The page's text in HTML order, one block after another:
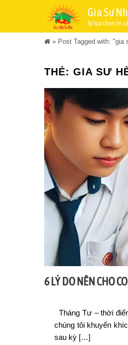
Gia Sư
Sự lựa chọn tin
» Post Tagged with:
THẺ: GIA SƯ
6 LÝ DO NÊN CHO
Tháng Tư – thời
chúng tôi khuyến
sau kỳ […]